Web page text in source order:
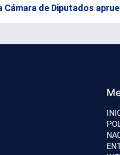
Cámara de Diputados